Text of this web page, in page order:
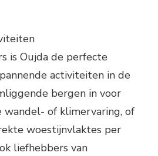
is Oujda de perfecte
activiteiten in de
bergen in voor
wandel- of klimervaring, of
woestijnvlaktes per
liefhebbers van